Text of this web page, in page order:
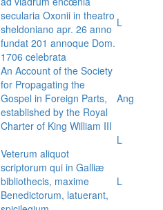
secularia Oxonii in theatro
sheldoniano apr. 26 anno
fundat 201 annoque Dom.
1706 celebrata
L
An Account of the Society
for Propagating the
Gospel in Foreign Parts,
established by the Royal
Charter of King William III
Ang
L
Veterum aliquot
scriptorum qui in Galliæ
bibliothecis, maxime
Benedictorum, latuerant,
L